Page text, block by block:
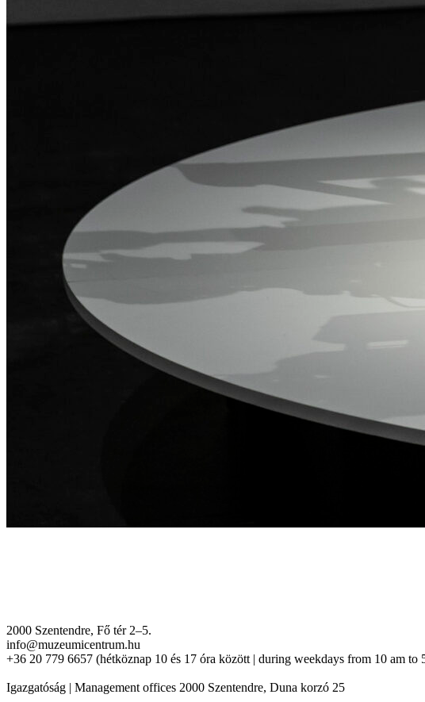
2000 Szentendre, Fő tér 2–5.
info@muzeumicentrum.hu
+36 20 779 6657 (hétköznap 10 és 17 óra között | during weekdays from 10 am to
Igazgatóság | Management offices 2000 Szentendre, Duna korzó 25